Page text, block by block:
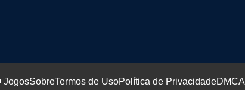
JogosSobreTermos de UsoPolítica de PrivacidadeDMCA